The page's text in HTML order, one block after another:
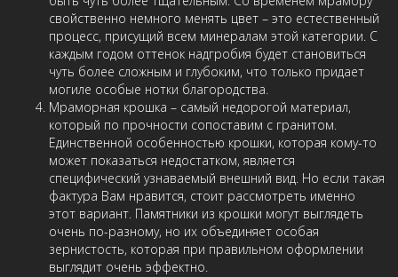
свойственно немного менять цвет – это естественный
процесс, присущий всем минералам этой категории. С
каждым годом оттенок надгробия будет становиться
чуть более сложным и глубоким, что только придает
могиле особые нотки благородства.
Мраморная крошка – самый недорогой материал,
который по прочности сопоставим с гранитом.
Единственной особенностью крошки, которая кому-то
может показаться недостатком, является
специфический узнаваемый внешний вид. Но если такая
фактура Вам нравится, стоит рассмотреть именно
этот вариант. Памятники из крошки могут выглядеть
очень по-разному, но их объединяет особая
зернистость, которая при правильном оформлении
выглядит очень эффектно.